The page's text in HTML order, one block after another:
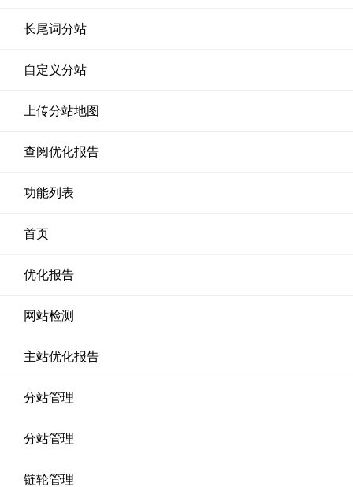
长尾词分站
自定义分站
上传分站地图
查阅优化报告
功能列表
首页
优化报告
网站检测
主站优化报告
分站管理
分站管理
链轮管理